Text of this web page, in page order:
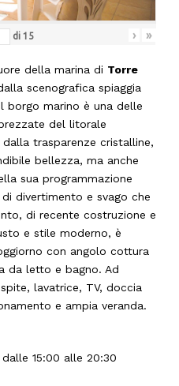
di 15 › »
della marina di Torre
scenografica spiaggia
borgo marino è una delle
del litorale
trasparenze cristalline,
bellezza, ma anche
sua programmazione
divertimento e svago che
di recente costruzione e
e stile moderno, è
con angolo cottura
da letto e bagno. Ad
lavatrice, TV, doccia
e ampia veranda.
15:00 alle 20:30